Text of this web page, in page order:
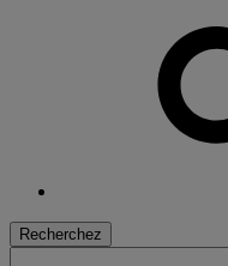
Recherchez